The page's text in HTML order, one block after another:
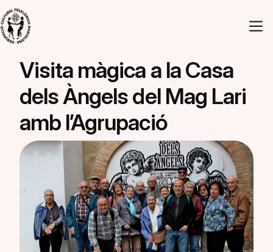
Vés al contingut
Navegació principal
Visita màgica a la Casa
dels Àngels del Mag Lari
amb l’Agrupació